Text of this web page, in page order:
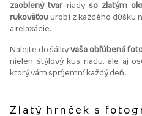
zaoblený tvarriady so zlatým
rukoväťou urobí z každého dúšku
a relaxácie.
Nalejte do šálkyvaša obľúbená
nielen štýlový kus riadu, ale aj
ktorý vám spríjemní každý deň.
Zlatý hrnček s